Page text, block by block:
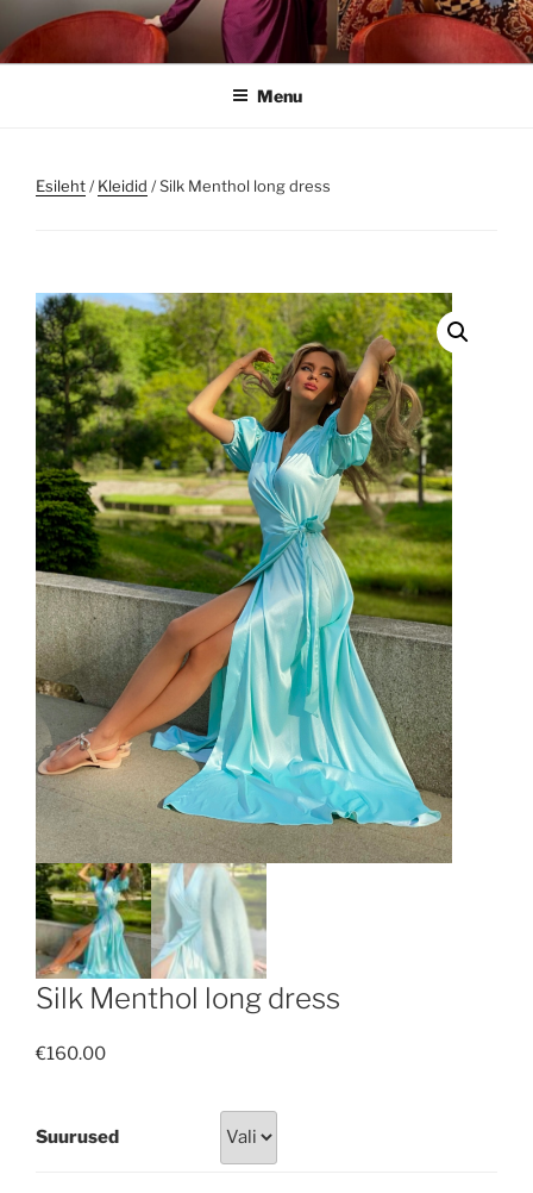
to
content
Menu
Esileht/Kleidid / Silk Menthol long dress
Silk Menthol long dress
€160.00
Suurused